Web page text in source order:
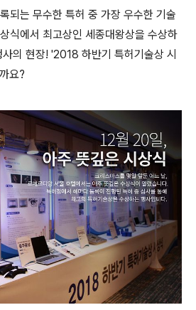
되는 무수한 특허 중 가장 우수한 기술
식에서 최고상인 세종대왕상을 수상하
의 현장! '2018 하반기 특허기술상 시
요?